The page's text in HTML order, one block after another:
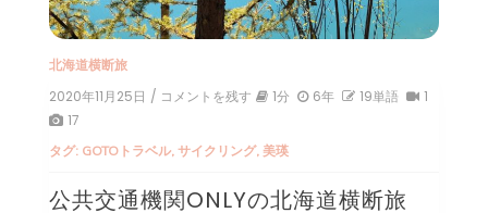
北海道横断旅
2020年11月25日 / コメントを残す on
交
機
1分 6年 19単語
1
17
タグ: GOTOトラベル, サイクリング, 美瑛
公共交通機関ONLYの北海道横断旅